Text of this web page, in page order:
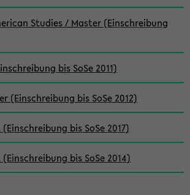
Studies / Master (Einschreibung
bis SoSe 2011)
(Einschreibung bis SoSe 2012)
bis SoSe 2017)
bis SoSe 2014)